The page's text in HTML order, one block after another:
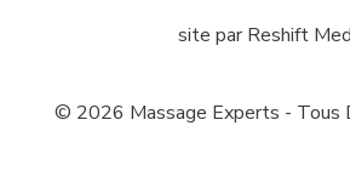
© 2026 Massage Experts - Tous
site parReshift